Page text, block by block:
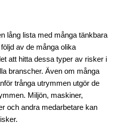
lång lista med många tänkbara
av de många olika
att hitta dessa typer av risker i
branscher. Även om många
trånga utrymmen utgör de
Miljön, maskiner,
och andra medarbetare kan